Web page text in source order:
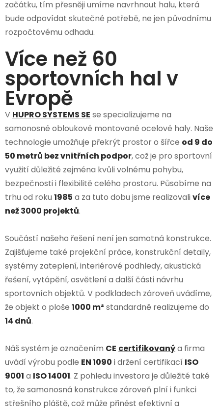
začátku, tím přesněji umíme navrhnout halu, která
bude odpovídat skutečné potřebě, ne jen původnímu
rozpočtovému odhadu.
Více než 60
sportovních hal v
Evropě
V HUPRO SYSTEMS SE se specializujeme na
samonosné obloukové montované ocelové haly. Naše
technologie umožňuje překrýt prostor o šířce od 9 do
50 metrů bez vnitřních podpor, což je pro sportovní
využití důležité zejména kvůli volnému pohybu,
bezpečnosti i flexibilitě celého prostoru. Působíme na
trhu od roku 1985 a za tuto dobu jsme realizovalivíce
než 3000 projektů.
Součástí našeho řešení není jen samotná konstrukce.
Zajišťujeme také projekční práce, konstrukční detaily,
systémy zateplení, interiérové podhledy, akustická
řešení, vytápění, osvětlení a další části návrhu
sportovních objektů. V podkladech zároveň uvádíme,
že objekt o ploše 1000 m² standardně realizujeme do
14 dnů.
Náš systém je označením CE certifikovanýa firma
uvádí výrobu podle EN 1090 i držení certifikací ISO
9001 a ISO 14001. Z pohledu investora je důležité také
to, že samonosná konstrukce zároveň plní i funkci
střešního pláště, což může přinést efektivní a